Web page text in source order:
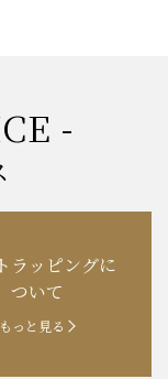
-
ラッピングに
ついて
もっと見る